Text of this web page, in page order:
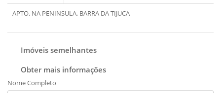
APTO. NA PENINSULA, BARRA DA TIJUCA
Imóveis semelhantes
Obter mais informações
Nome Completo